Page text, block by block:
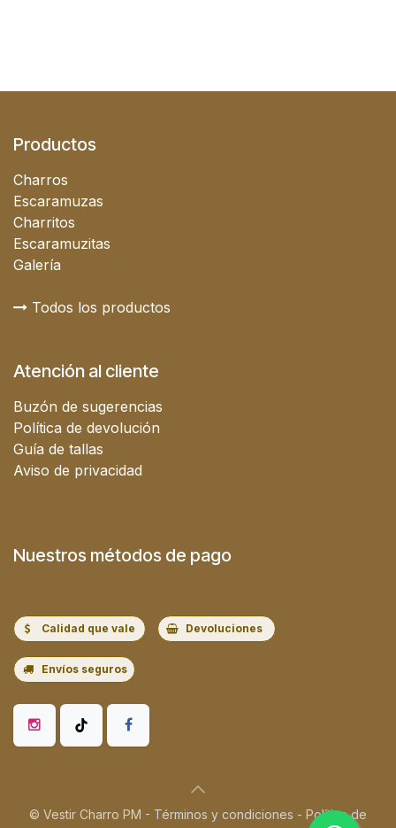
Productos
Charros
Escaramuzas
Charritos
Escaramuzitas
Galería
Todos los productos
Atención al cliente
Buzón de sugerencias
Política de devolución
Guía de tallas
Aviso de privacidad
Nuestros métodos de pago
Calidad que vale Devoluciones
Envíos seguros
© Vestir Charro PM - Términos y condiciones - Política de